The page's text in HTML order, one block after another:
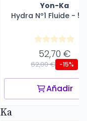
Yon-Ka
Hydra Nº1 Fluide -
52,70 €
62,00 € -15%
Añadir